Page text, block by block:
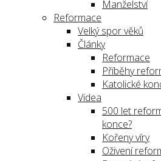
Manželství
Reformace
Velký spor věků
Články
Reformace
Příběhy
Katolické
Videa
500 let
konce?
Kořeny víry
Oživení